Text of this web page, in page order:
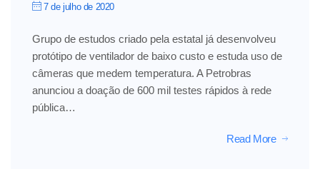
7 de julho de 2020
Grupo de estudos criado pela estatal já desenvolveu
protótipo de ventilador de baixo custo e estuda uso de
câmeras que medem temperatura. A Petrobras
anunciou a doação de 600 mil testes rápidos à rede
pública…
Read More